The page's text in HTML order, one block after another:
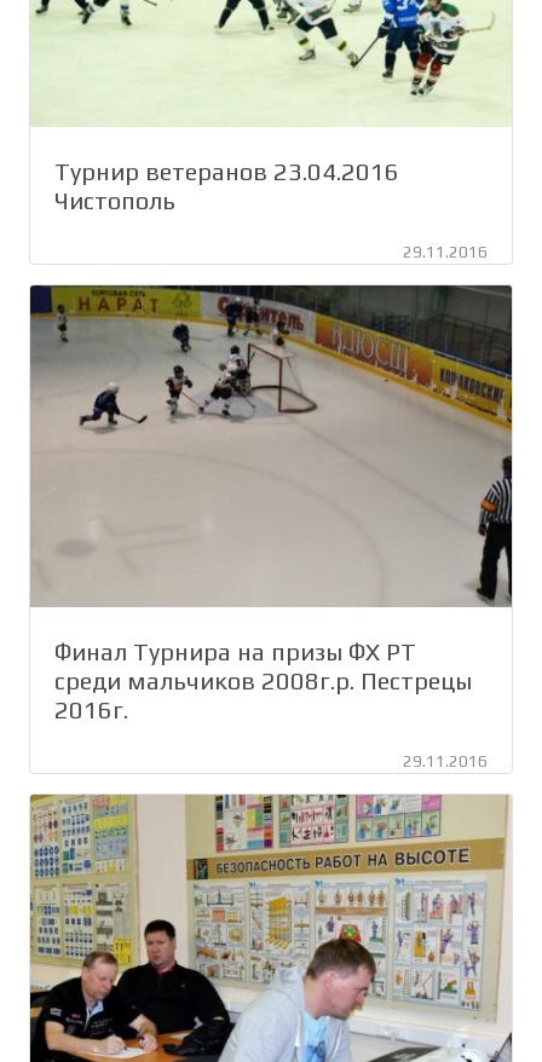
Турнир ветеранов 23.04.2016
Чистополь
29.11.2016
Финал Турнира на призы ФХ РТ
среди мальчиков 2008г.р. Пестрецы
2016г.
29.11.2016